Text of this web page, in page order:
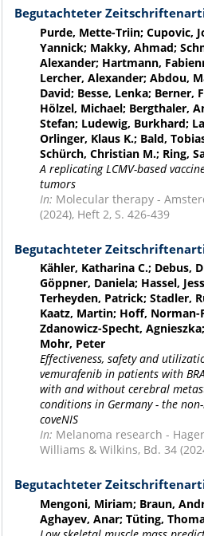
Begutachteter
Purde, Mette-Triin; Cupovic,
Yannick; Makky, Ahmad;
Alexander; Hartmann,
Lercher, Alexander; Abdou,
David; Besse, Lenka; Berner,
Hölzel, Michael; Bergthaler,
Stefan; Ludewig, Burkhard;
Orlinger, Klaus K.; Bald,
Schürch, Christian M.; Ring,
A replicating LCMV-based
tumors
In: Molecular therapy -
(2024), Heft 2, S. 426-439
Begutachteter
Kähler, Katharina C.; Debus,
Göppner, Daniela; Hassel,
Terheyden, Patrick; Stadler,
Kaatz, Martin; Hoff, Norman-
Zdanowicz-Specht,
Mohr, Peter
Effectiveness, safety and
vemurafenib in patients with
with and without cerebral
conditions in Germany - the
coveNIS
In: Melanoma research -
Williams & Wilkins, Bd. 34
Begutachteter
Mengoni, Miriam; Braun,
Aghayev, Anar; Tüting,